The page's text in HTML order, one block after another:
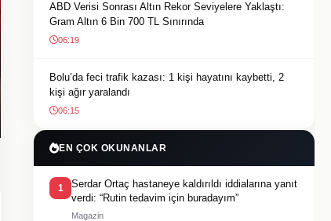
ABD Verisi Sonrası Altın Rekor Seviyelere Yaklaştı:
Gram Altın 6 Bin 700 TL Sınırında
06:19
Bolu’da feci trafik kazası: 1 kişi hayatını kaybetti, 2
kişi ağır yaralandı
06:15
EN ÇOK OKUNANLAR
1
Serdar Ortaç hastaneye kaldırıldı iddialarına yanıt
verdi: “Rutin tedavim için buradayım”
Magazin